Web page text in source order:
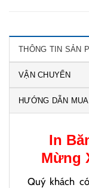
THÔNG TIN SẢN
VẬN CHUYỂN
HƯỚNG DẪN
In
Mừng
Quý khách